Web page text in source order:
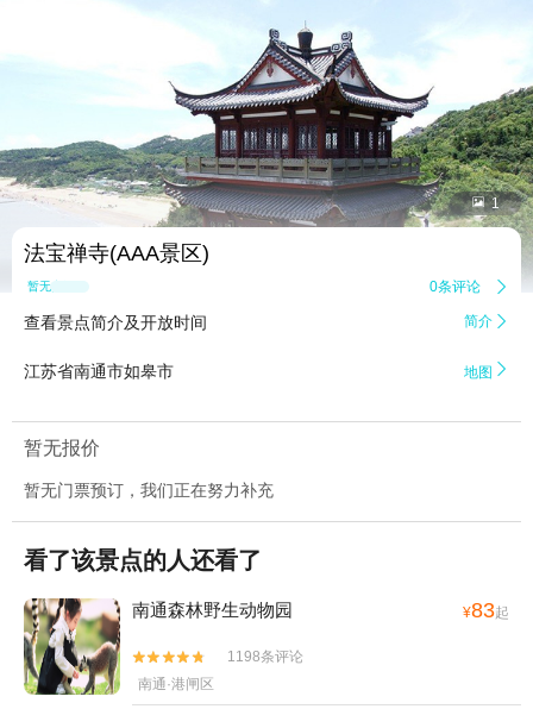
 1
法宝禅寺(AAA景区)
暂无点评 0条评论 
查看景点简介及开放时间 简介 
江苏省南通市如皋市 地图 
暂无报价
暂无门票预订，我们正在努力补充
看了该景点的人还看了
南通森林野生动物园 ¥83起


1198条评论
南通·港闸区